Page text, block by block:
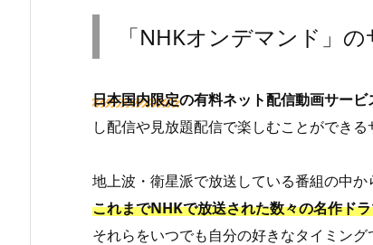
「NHKオンデマンド」
日本国内限定の有料ネット配信動画サービ
し配信や見放題配信で楽しむことができる
地上波・衛星派で放送している番組の中か
これまでNHKで放送された数々の名作ド
それらをいつでも自分の好きなタイミン